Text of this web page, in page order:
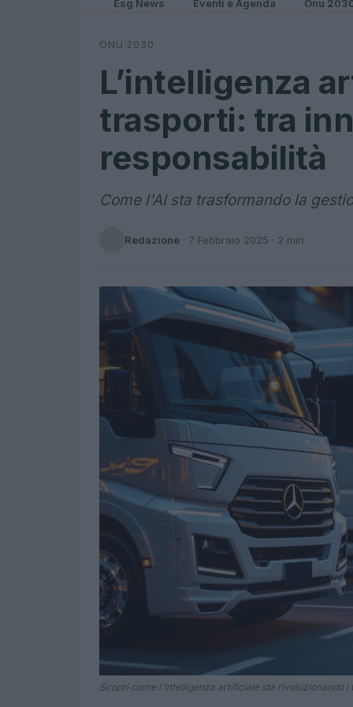
Esg News Eventi e Agenda Onu
ONU 2030
L’intelligenza
trasporti: tra
responsabilità
Come l'AI sta trasformando la
Redazione · 7 Febbraio 2025 · 2 min
Scopri come l'intelligenza artificiale sta rivoluzionando i